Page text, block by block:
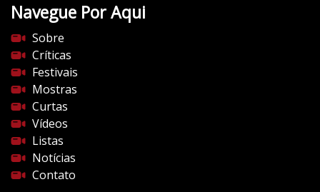
e
d
o
c
i
n
e
m
a
.
Navegue Por Aqui
Sobre
Críticas
Festivais
Mostras
Curtas
Vídeos
Listas
Notícias
Contato